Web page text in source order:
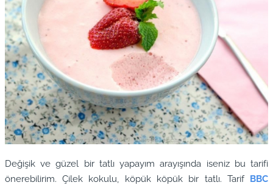
Değişik ve güzel bir tatlı yapayım arayışında iseniz bu tarifi
önerebilirim. Çilek kokulu, köpük köpük bir tatlı. Tarif BBC